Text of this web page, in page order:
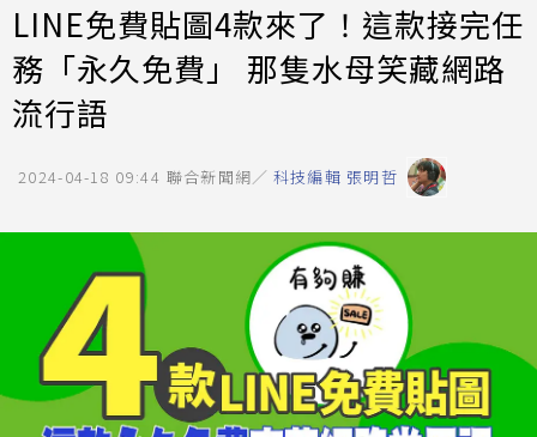
LINE免費貼圖4款來了！這款接完任
務「永久免費」 那隻水母笑藏網路
流行語
2024-04-18 09:44 聯合新聞網／ 科技編輯 張明哲